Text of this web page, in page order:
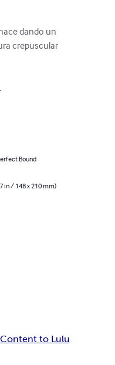
dando un
crepuscular
Bound
in / 148 x 210 mm)
to Lulu